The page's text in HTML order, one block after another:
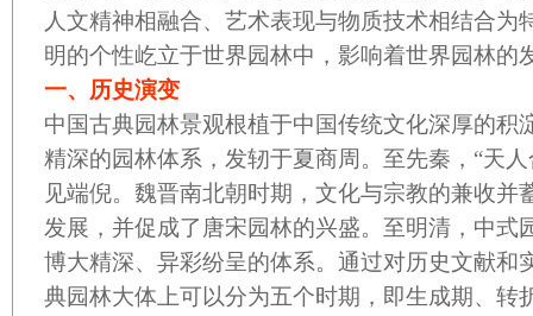
人文精神相融合、艺术表现与物质技术相结合为
明的个性屹立于世界园林中，影响着世界园林的
一、历史演变
中国古典园林景观根植于中国传统文化深厚的积
精深的园林体系，发轫于夏商周。至先秦， “天
见端倪。魏晋南北朝时期，文化与宗教的兼收并
发展，并促成了唐宋园林的兴盛。至明清，中式
博大精深、异彩纷呈的体系。通过对历史文献和
典园林大体上可以分为五个时期，即生成期、转